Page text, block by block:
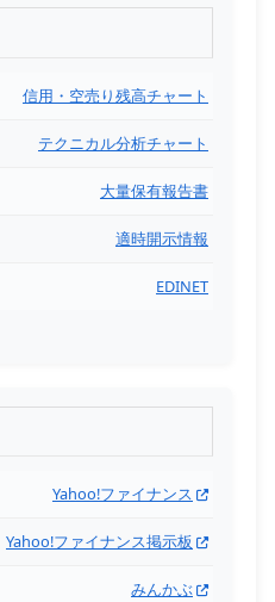
信用・空売り残高チャート
テクニカル分析チャート
大量保有報告書
適時開示情報
EDINET
Yahoo!ファイナンス
Yahoo!ファイナンス掲示板
みんかぶ